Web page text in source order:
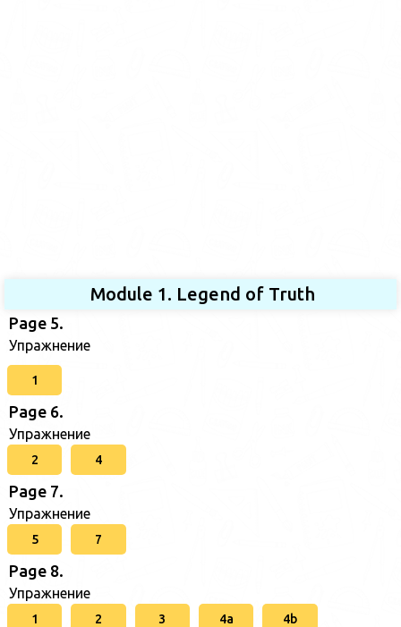
Module 1. Legend of Truth
Page 5.
Упражнение
1
Page 6.
Упражнение
2 4
Page 7.
Упражнение
5 7
Page 8.
Упражнение
1 2 3 4a 4b